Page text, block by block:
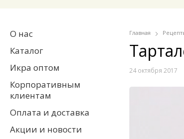
Главная
24 октября 2017
О нас
Каталог
Икра оптом
Корпоративным
клиентам
Оплата и доставка
Акции и новости